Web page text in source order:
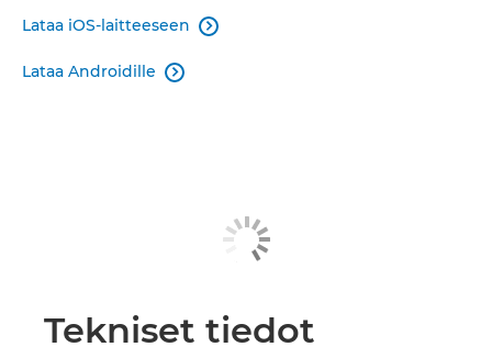
Lataa iOS-laitteeseen 
Lataa Androidille 
Tekniset tiedot